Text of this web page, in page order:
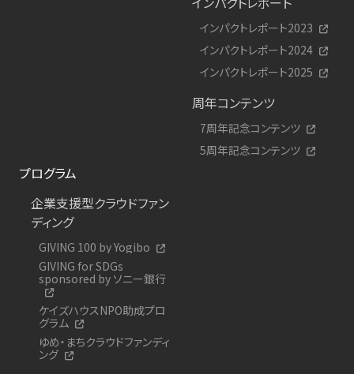
インパクトレポート2023
インパクトレポート2024
インパクトレポート2025
周年コンテンツ
7周年記念コンテンツ
5周年記念コンテンツ
プログラム
企業支援型クラウドファン
ディング
GIVING 100 by Yogibo
GIVING for SDGs
sponsored by ソニー銀行
ケイズハウスNPO助成プロ
グラム
ゆめ・まちクラウドファンディ
ング